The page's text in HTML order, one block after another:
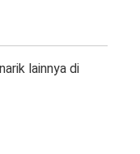
lainnya di